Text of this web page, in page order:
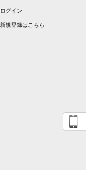
ログイン
新規登録はこちら